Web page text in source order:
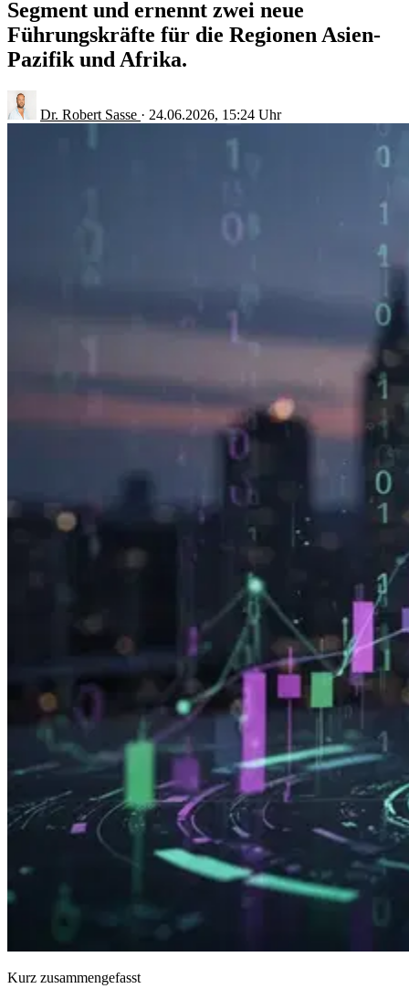
Segment und ernennt zwei neue
Führungskräfte für die Regionen Asien-
Pazifik und Afrika.
Dr. Robert Sasse · 24.06.2026, 15:24 Uhr
Kurz zusammengefasst